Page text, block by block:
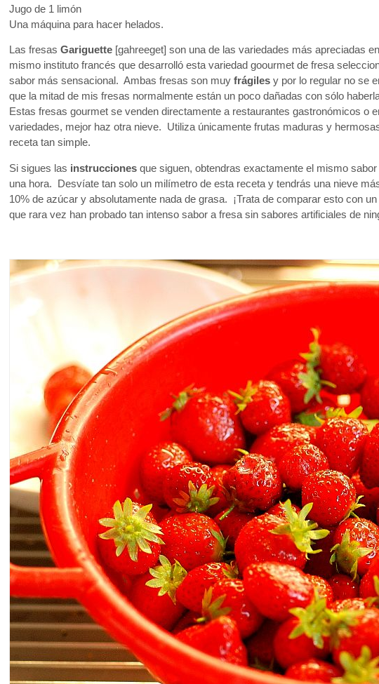
Jugo de 1 limón
Una máquina para hacer helados.
Las fresas Gariguette [gahreeget] son una de las variedades más apreciadas
mismo instituto francés que desarrolló esta variedad goourmet de fresa
sabor más sensacional. Ambas fresas son muy frágiles y por lo regular no se
que la mitad de mis fresas normalmente están un poco dañadas con sólo
Estas fresas gourmet se venden directamente a restaurantes gastronómicos
variedades, mejor haz otra nieve. Utiliza únicamente frutas maduras y
receta tan simple.
Si sigues las instrucciones que siguen, obtendras exactamente el mismo
una hora. Desvíate tan solo un milímetro de esta receta y tendrás una nieve
10% de azúcar y absolutamente nada de grasa. ¡Trata de comparar esto con
que rara vez han probado tan intenso sabor a fresa sin sabores artificiales de